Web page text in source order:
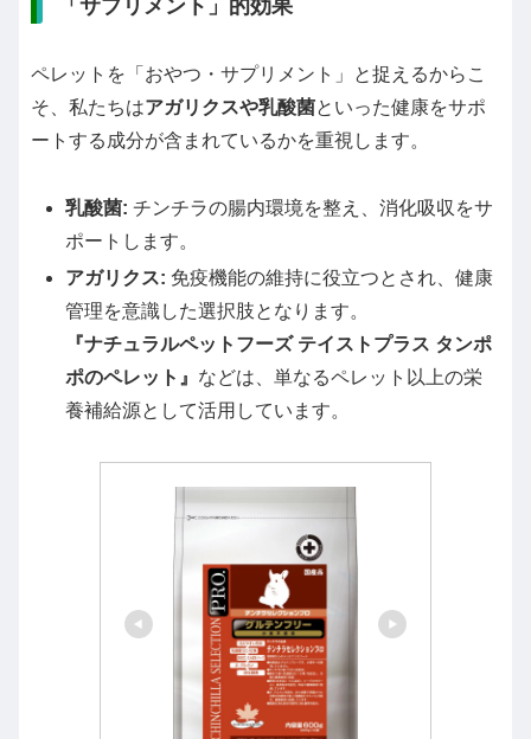
「サプリメント」的効果
ペレットを「おやつ・サプリメント」と捉えるからこ
そ、私たちはアガリクスや乳酸菌といった健康をサポ
ートする成分が含まれているかを重視します。
乳酸菌: チンチラの腸内環境を整え、消化吸収をサ
ポートします。
アガリクス: 免疫機能の維持に役立つとされ、健康
管理を意識した選択肢となります。
『ナチュラルペットフーズ テイストプラス タンポ
ポのペレット』 などは、単なるペレット以上の栄
養補給源として活用しています。